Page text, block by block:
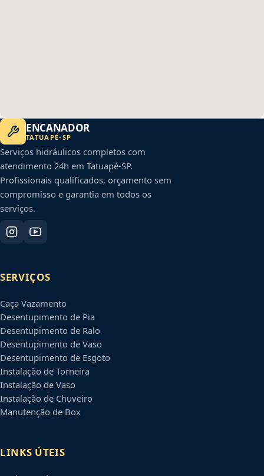
ENCANADOR
TATUAPÉ-SP
Serviços hidráulicos completos com
atendimento 24h em Tatuapé-SP.
Profissionais qualificados, orçamento sem
compromisso e garantia em todos os
serviços.
SERVIÇOS
Caça Vazamento
Desentupimento de Pia
Desentupimento de Ralo
Desentupimento de Vaso
Desentupimento de Esgoto
Instalação de Torneira
Instalação de Vaso
Instalação de Chuveiro
Manutenção de Box
LINKS ÚTEIS